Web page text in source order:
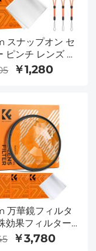
スナップオン セ
ピンチ レンズ キ
9 in 1、紛失防止
、富士フイルム
レンズに対応
￥1,280
万華鏡フィルタ
効果フィルター
リーニングクロス
￥3,780